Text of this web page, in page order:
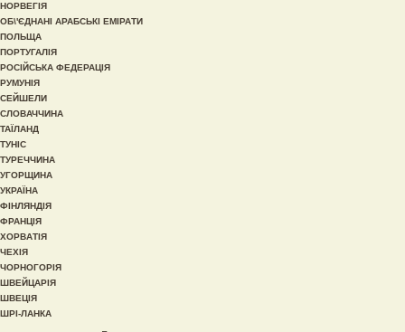
НОРВЕГІЯ
ОБ\'ЄДНАНІ АРАБСЬКІ ЕМІРАТИ
ПОЛЬЩА
ПОРТУГАЛІЯ
РОСІЙСЬКА ФЕДЕРАЦІЯ
РУМУНІЯ
СЕЙШЕЛИ
СЛОВАЧЧИНА
ТАЇЛАНД
ТУНІС
ТУРЕЧЧИНА
УГОРЩИНА
УКРАЇНА
ФІНЛЯНДІЯ
ФРАНЦІЯ
ХОРВАТІЯ
ЧЕХІЯ
ЧОРНОГОРІЯ
ШВЕЙЦАРІЯ
ШВЕЦІЯ
ШРІ-ЛАНКА